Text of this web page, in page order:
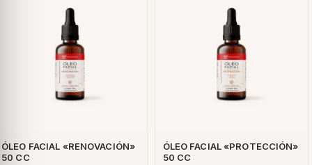
ÓLEO FACIAL «RENOVACIÓN»
50 CC
ÓLEO FACIAL «PROTECCIÓN»
50 CC